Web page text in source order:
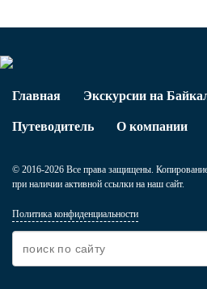
Главная Экскурсии на
Путеводитель О компании
© 2016-2026 Все права защищены. Копирование
при наличии активной ссылки на наш сайт.
Политика конфиденциальности